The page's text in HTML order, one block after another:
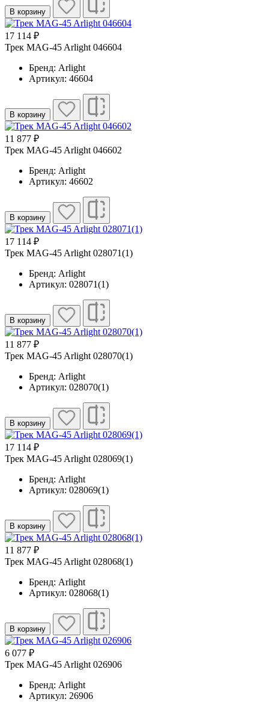
В корзину
17 114 ₽
Трек MAG-45 Arlight 046604
Бренд: Arlight
Артикул: 46604
В корзину
11 877 ₽
Трек MAG-45 Arlight 046602
Бренд: Arlight
Артикул: 46602
В корзину
17 114 ₽
Трек MAG-45 Arlight 028071(1)
Бренд: Arlight
Артикул: 028071(1)
В корзину
11 877 ₽
Трек MAG-45 Arlight 028070(1)
Бренд: Arlight
Артикул: 028070(1)
В корзину
17 114 ₽
Трек MAG-45 Arlight 028069(1)
Бренд: Arlight
Артикул: 028069(1)
В корзину
11 877 ₽
Трек MAG-45 Arlight 028068(1)
Бренд: Arlight
Артикул: 028068(1)
В корзину
6 077 ₽
Трек MAG-45 Arlight 026906
Бренд: Arlight
Артикул: 26906